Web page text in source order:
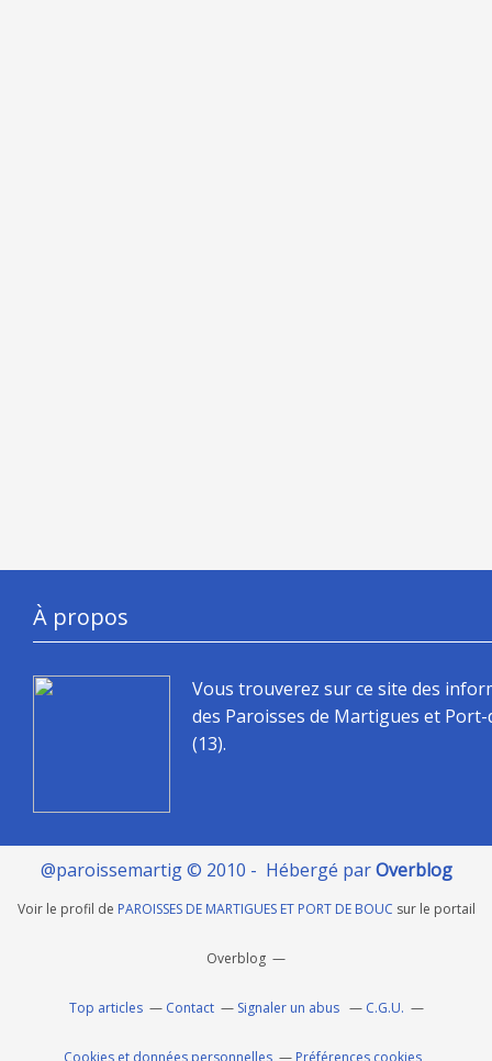
À propos
Vous trouverez sur ce site des
des Paroisses de Martigues et
(13).
@paroissemartig © 2010 - Hébergé parOverblog
Voir le profil de PAROISSES DE MARTIGUES ET PORT DE BOUC sur le portail
Overblog
Top articles Contact Signaler un abus C.G.U.
Cookies et données personnelles Préférences cookies